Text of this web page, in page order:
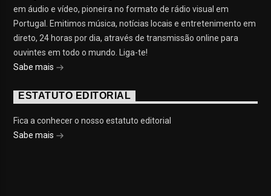
em áudio e vídeo, pioneira no formato de rádio visual em
Portugal. Emitimos música, notícias locais e entretenimento em
direto, 24 horas por dia, através de transmissão online para
ouvintes em todo o mundo. Liga-te!
Sabe mais
ESTATUTO EDITORIAL
Fica a conhecer o nosso estatuto editorial
Sabe mais